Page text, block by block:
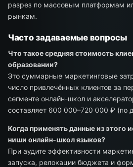
разрез по массовым платформам
рынкам.
Часто задаваемые вопросы
Что такое средняя стоимость
образовании?
Это суммарные маркетинговые
число привлечённых клиентов за
сегменте онлайн-школ и
составляет 600 000–720 000 ₽ (по
Когда применять данные из этого
ниши онлайн-школ языков?
При аудите эффективности
запуска, релокации бюджета и